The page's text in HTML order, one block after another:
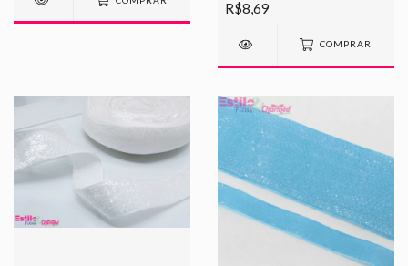
R$8,69
COMPRAR